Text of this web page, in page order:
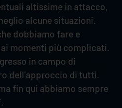
altissime in attacco,
alcune situazioni.
dobbiamo fare e
momenti più complicati.
in campo di
dell'approccio di tutti.
fin qui abbiamo sempre